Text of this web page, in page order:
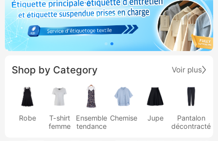
Shop by Category Voir plus
Robe
T-shirt
femme
Ensemble
tendance
Chemise Jupe
Pantalon
décontracté